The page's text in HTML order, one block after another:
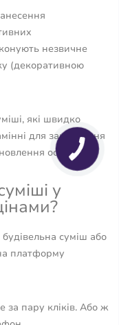
незвичне
(декоративною
які швидко
для закладення
основ.
у
суміш або
платформу
пару кліків. Або ж